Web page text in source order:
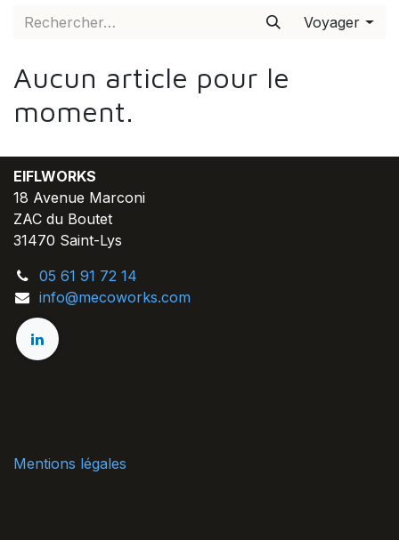
Voyager
Aucun article pour le
moment.
EIFLWORKS
18 Avenue Marconi
ZAC du Boutet
31470 Saint-Lys
05 61 91 72 14
info@mecoworks.com
Mentions légales